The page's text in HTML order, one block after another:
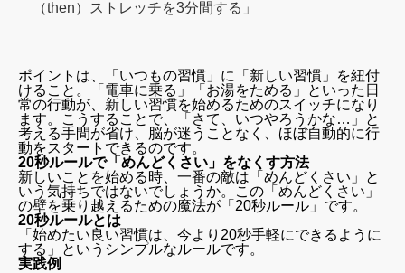
（then）ストレッチを3分間する」
ポイントは、「いつもの習慣」に「新しい習慣」を紐付
けること。「電車に乗る」「お湯をためる」といった日
常の行動が、新しい習慣を始めるためのスイッチになり
ます。こうすることで、「さて、いつやろうかな…」と
考える手間が省け、脳が迷うことなく、ほぼ自動的に行
動をスタートできるのです。
20秒ルールで「めんどくさい」をなくす方法
新しいことを始める時、一番の敵は「めんどくさい」と
いう気持ちではないでしょうか。この「めんどくさい」
の壁を乗り越えるための魔法が「20秒ルール」です。
20秒ルールとは
「始めたい良い習慣は、今より20秒手軽にできるように
する」というシンプルなルールです。
実践例